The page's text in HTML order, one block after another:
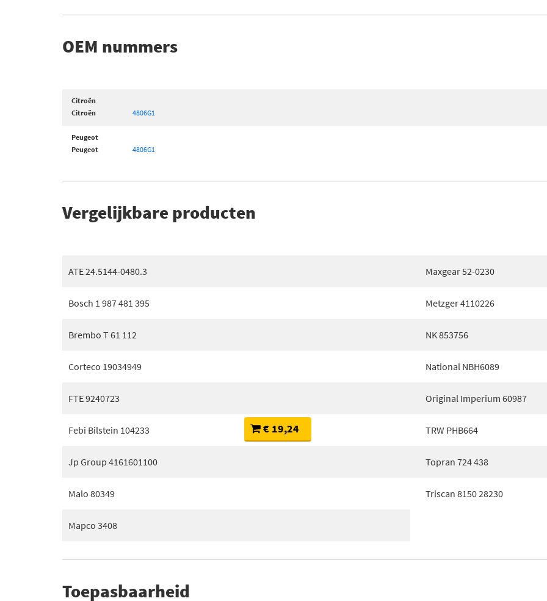
OEM nummers
Citroën
Citroën
4806G1
Peugeot
Peugeot
4806G1
Vergelijkbare producten
ATE 24.5144-0480.3
Bosch 1 987 481 395
Brembo T 61 112
Corteco 19034949
FTE 9240723
Febi Bilstein 104233 € 19,24
Jp Group 4161601100
Malo 80349
Mapco 3408
Maxgear 52-0230
Metzger 4110226
NK 853756
National NBH6089
Original Imperium 60987
TRW PHB664
Topran 724 438
Triscan 8150 28230
Toepasbaarheid